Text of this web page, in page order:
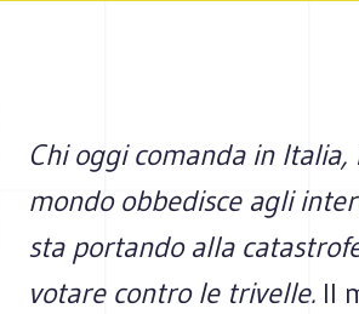
Chi oggi comanda in
mondo obbedisce agli
sta portando alla
votare contro le trivelle. Il